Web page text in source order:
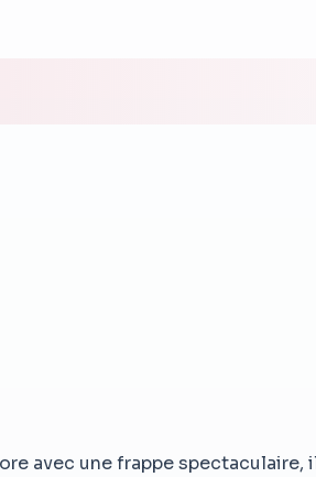
avec une frappe spectaculaire,